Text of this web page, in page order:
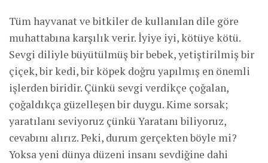
Tüm hayvanat ve bitkiler de kullanılan dile göre
muhattabına karşılık verir. İyiye iyi, kötüye kötü.
Sevgi diliyle büyütülmüş bir bebek, yetiştirilmiş bir
çiçek, bir kedi, bir köpek doğru yapılmış en önemli
işlerden biridir. Çünkü sevgi verdikçe çoğalan,
çoğaldıkça güzelleşen bir duygu. Kime sorsak;
yaratılanı seviyoruz çünkü Yaratanı biliyoruz,
cevabını alırız. Peki, durum gerçekten böyle mi?
Yoksa yeni dünya düzeni insanı sevdiğine dahi